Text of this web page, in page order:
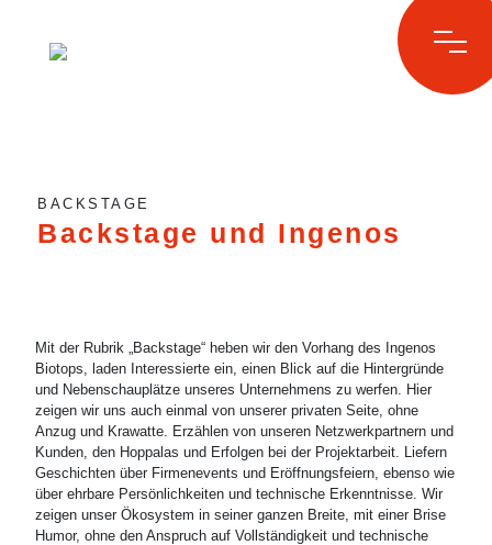
contentBACKSTAGE
Backstage und Ingenos
Mit der Rubrik „Backstage“ heben wir den Vorhang des Ingenos
Biotops, laden Interessierte ein, einen Blick auf die Hintergründe
und Nebenschauplätze unseres Unternehmens zu werfen. Hier
zeigen wir uns auch einmal von unserer privaten Seite, ohne
Anzug und Krawatte. Erzählen von unseren Netzwerkpartnern und
Kunden, den Hoppalas und Erfolgen bei der Projektarbeit. Liefern
Geschichten über Firmenevents und Eröffnungsfeiern, ebenso wie
über ehrbare Persönlichkeiten und technische Erkenntnisse. Wir
zeigen unser Ökosystem in seiner ganzen Breite, mit einer Brise
Humor, ohne den Anspruch auf Vollständigkeit und technische